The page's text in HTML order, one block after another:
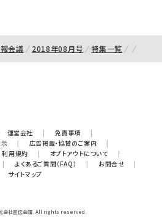
会議 2018年08月号 特集一覧
運営会社 | 免責事項
|
| 広告掲載・協賛のご案内
|
利用規約 | オプトアウトについて
|
| よくあるご質問（FAQ） | お問合せ
|
サイトマップ
会社宣伝会議. All rights reserved.